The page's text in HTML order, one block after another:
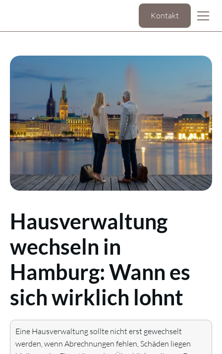
Kontakt
Hausverwaltung
wechseln in
Hamburg: Wann es
sich wirklich lohnt
Eine Hausverwaltung sollte nicht erst gewechselt
werden, wenn Abrechnungen fehlen, Schäden liegen